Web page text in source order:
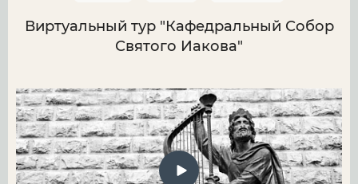
Виртуальный тур "Кафедральный Собор
Святого Иакова"